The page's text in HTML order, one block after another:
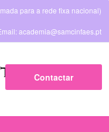
para a rede fixa nacional)
academia@samcinfaespt
Contactar